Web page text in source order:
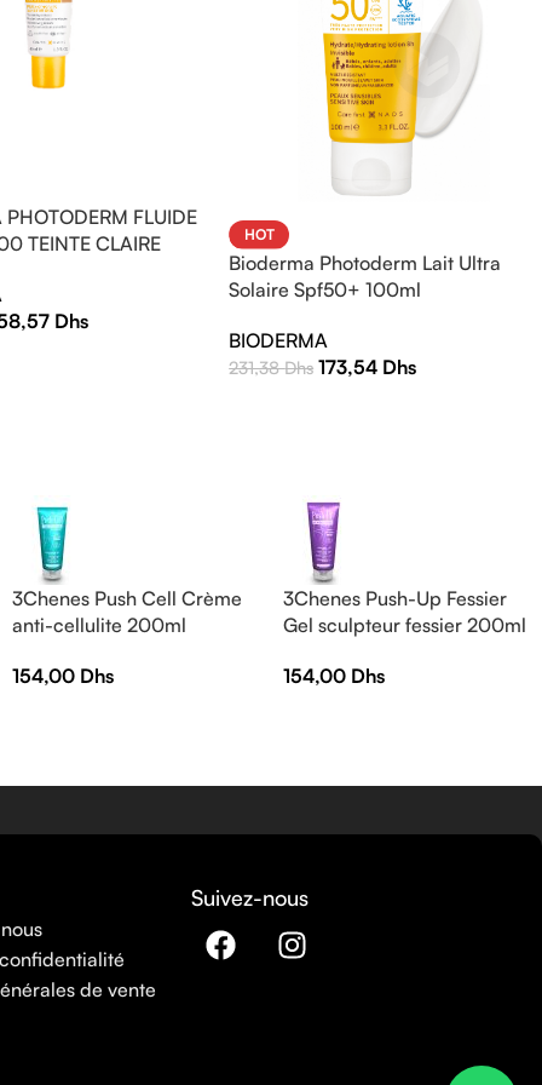
PHOTODERM FLUIDE
TEINTE CLAIRE
Dhs
HOT
Bioderma Photoderm Lait Ultra
Solaire Spf50+ 100ml
BIODERMA
231,38Dhs 173,54 Dhs
3Chenes Push Cell Crème
anti-cellulite 200ml
154,00 Dhs
3Chenes Push-Up Fessier
Gel sculpteur fessier 200ml
154,00 Dhs
de vente
Suivez-nous